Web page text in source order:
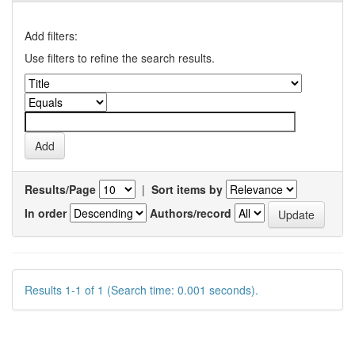
Add filters:
Use filters to refine the search results.
Results/Page | Sort items by
In order
Authors/record
Results 1-1 of 1 (Search time: 0.001 seconds).